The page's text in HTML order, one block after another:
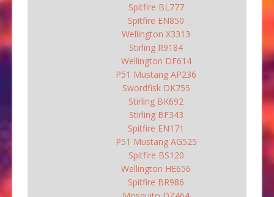
Spitfire BL777
Spitfire EN850
Wellington X3313
Stirling R9184
Wellington DF614
P51 Mustang AP236
Swordfisk DK755
Stirling BK692
Stirling BF343
Spitfire EN171
P51 Mustang AG525
Spitfire BS120
Wellington HE656
Spitfire BR986